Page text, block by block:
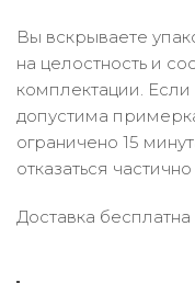
Вы вскрываете
на целостность и
комплектации.
допустима
ограничено 15
отказаться
Доставка